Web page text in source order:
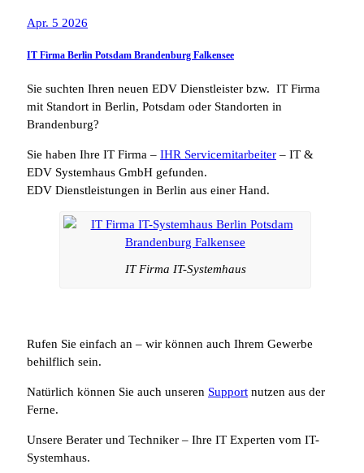
Apr. 5 2026
IT Firma Berlin Potsdam Brandenburg Falkensee
Sie suchten Ihren neuen EDV Dienstleister bzw. IT Firma
mit Standort in Berlin, Potsdam oder Standorten in
Brandenburg?
Sie haben Ihre IT Firma – IHR Servicemitarbeiter – IT &
EDV Systemhaus GmbH gefunden.
EDV Dienstleistungen in Berlin aus einer Hand.
IT Firma IT-Systemhaus
Rufen Sie einfach an – wir können auch Ihrem Gewerbe
behilflich sein.
Natürlich können Sie auch unseren Support nutzen aus der
Ferne.
Unsere Berater und Techniker – Ihre IT Experten vom IT-
Systemhaus.